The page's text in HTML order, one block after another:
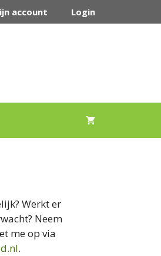
account Login
Werkt er
Neem
me op via
.